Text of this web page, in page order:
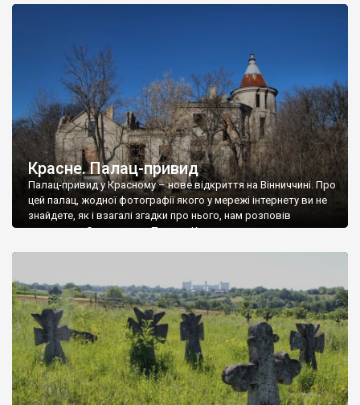
Красне. Палац-привид
Палац-привид у Красному – нове відкриття на Вінниччині. Про
цей палац, жодної фотографії якого у мережі інтернету ви не
знайдете, як і взагалі згадки про нього, нам розповів
мешканець Самгородка. Палац у Красному вразив не лише